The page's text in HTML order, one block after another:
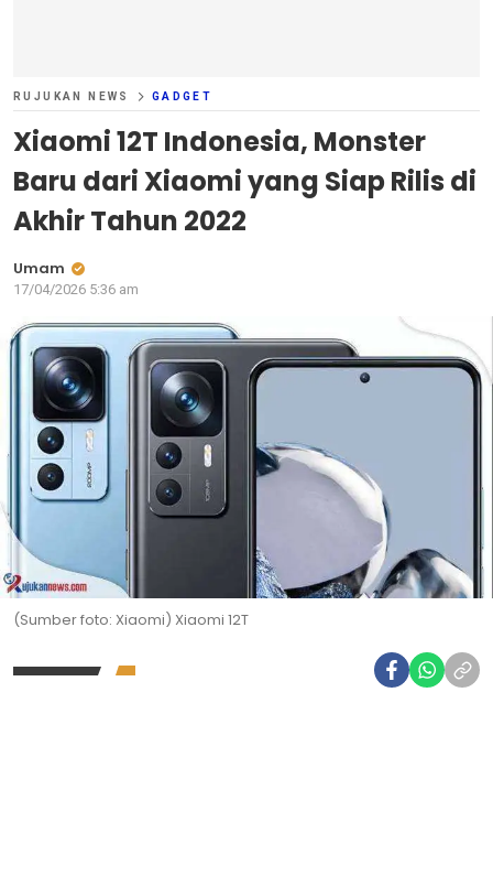
RUJUKAN NEWS GADGET
Xiaomi 12T Indonesia, Monster
Baru dari Xiaomi yang Siap Rilis di
Akhir Tahun 2022
Umam
17/04/2026 5:36 am
(Sumber foto: Xiaomi) Xiaomi 12T